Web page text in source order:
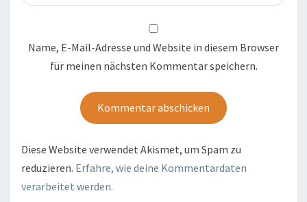
Name, E-Mail-Adresse und Website in diesem Browser
für meinen nächsten Kommentar speichern.
Diese Website verwendet Akismet, um Spam zu
reduzieren. Erfahre, wie deine Kommentardaten
verarbeitet werden.